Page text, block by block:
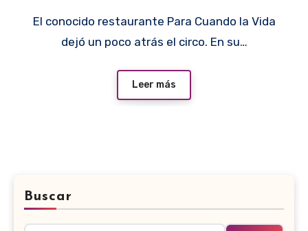
El conocido restaurante Para Cuando la Vida
dejó un poco atrás el circo. En su…
Leer más
Buscar